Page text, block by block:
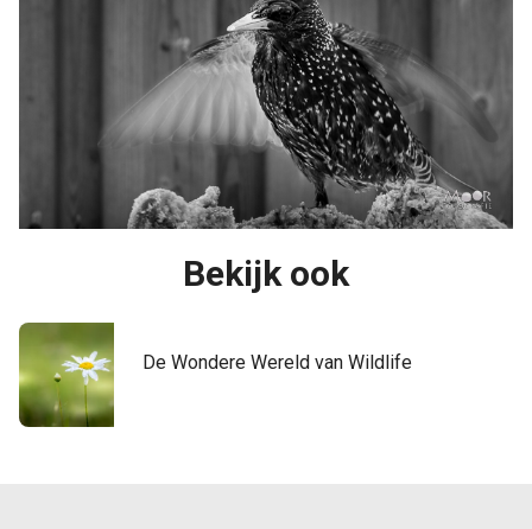
Bekijk ook
De Wondere Wereld van Wildlife